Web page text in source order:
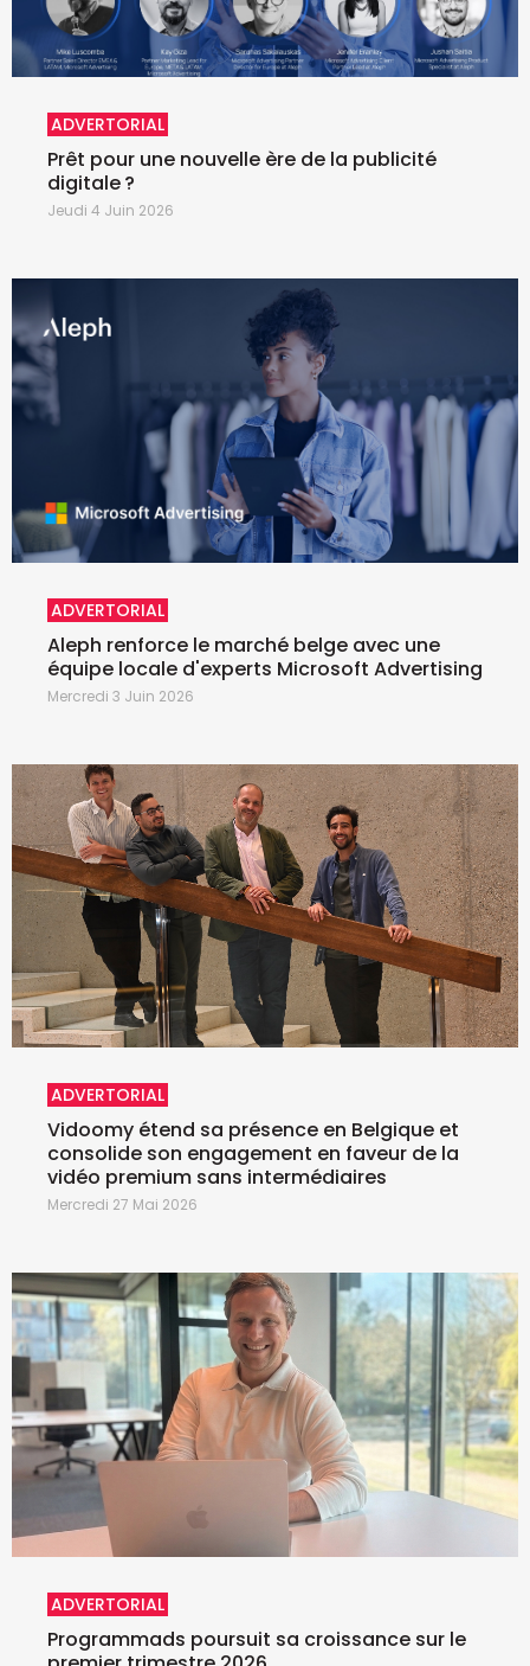
ADVERTORIAL
Prêt pour une nouvelle ère de la publicité
digitale ?
Jeudi 4 Juin 2026
ADVERTORIAL
Aleph renforce le marché belge avec une
équipe locale d'experts Microsoft Advertising
Mercredi 3 Juin 2026
ADVERTORIAL
Vidoomy étend sa présence en Belgique et
consolide son engagement en faveur de la
vidéo premium sans intermédiaires
Mercredi 27 Mai 2026
ADVERTORIAL
Programmads poursuit sa croissance sur le